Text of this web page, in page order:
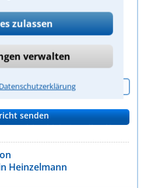
zulassen
verwalten
Heinzelmann